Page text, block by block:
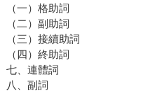
（一）格助詞
（二）副助詞
（三）接續助詞
（四）終助詞
七、連體詞
八、副詞